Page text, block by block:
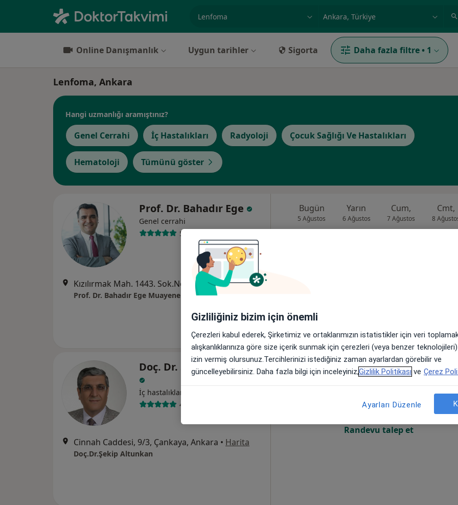
Online Danışmanlık Uygun tarihler Sigorta Daha fazla filtre • 1
Lenfoma, Ankara
Hangi uzmanlığı aramıştınız?
Genel Cerrahi İç Hastalıkları Radyoloji Çocuk Sağlığı Ve Hastalıkları
Hematoloji Tümünü göster
Prof. Dr. Bahadır Ege
Genel cerrahi
59 görüş
Kızılırmak Mah. 1443. Sok.No: 25 1071 Plaza Kat:16 No:113 Çukurambar, Ankara •Harita
Prof. Dr. Bahadır Ege Muayenehanesi
Bugün
5 Ağustos
Yarın
6 Ağustos
Cum,
7 Ağustos
Cmt,
8
Doç. Dr. Şekip Altunkan
İç hastalıkları
49 görüş
Cinnah Caddesi, 9/3, Çankaya, Ankara • Harita
Doç.Dr.Şekip Altunkan
Bugün
5 Ağustos
Yarın
6 Ağustos
Cum,
7 Ağustos
Cmt,
8
Online randevu erişime kapalı
Randevu talep et
Gizliliğiniz bizim için önemli
Çerezleri kabul ederek, Şirketimiz ve ortaklarımızın istatistikler için veri
alışkanlıklarınıza göre size içerik sunmak için çerezleri (veya benzer
izin vermiş olursunuz.Tercihlerinizi istediğiniz zaman ayarlardan görebilir ve
güncelleyebilirsiniz. Daha fazla bilgi için inceleyiniz,Gizlilik Politikası ve Çerez
Ayarları Düzenle